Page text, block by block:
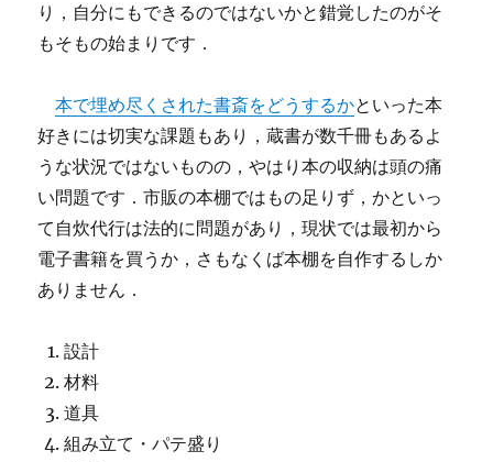
り，自分にもできるのではないかと錯覚したのがそ
もそもの始まりです．
本で埋め尽くされた書斎をどうするかといった本
好きには切実な課題もあり，蔵書が数千冊もあるよ
うな状況ではないものの，やはり本の収納は頭の痛
い問題です．市販の本棚ではもの足りず，かといっ
て自炊代行は法的に問題があり，現状では最初から
電子書籍を買うか，さもなくば本棚を自作するしか
ありません．
設計
材料
道具
組み立て・パテ盛り